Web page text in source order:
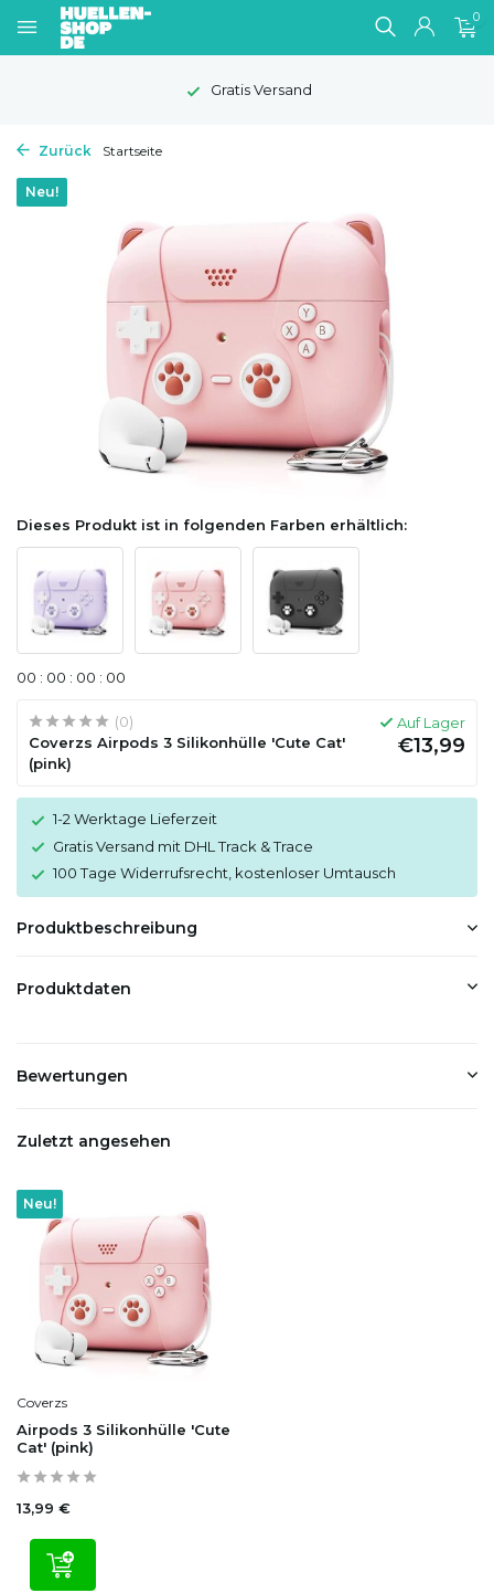
0
Gratis Versand
Zurück Startseite
Neu!
Dieses Produkt ist in folgenden Farben erhältlich:
00 : 00 : 00 : 00
(0)
Coverzs Airpods 3 Silikonhülle 'Cute Cat'
(pink)
Auf Lager
€13,99
1-2 Werktage Lieferzeit
Gratis Versand mit DHL Track & Trace
100 Tage Widerrufsrecht, kostenloser Umtausch
Produktbeschreibung
Produktdaten
Bewertungen
Zuletzt angesehen
Neu!
Coverzs
Airpods 3 Silikonhülle 'Cute
Cat' (pink)
13,99 €